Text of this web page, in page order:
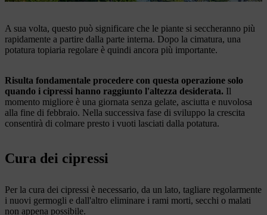
A sua volta, questo può significare che le piante si seccheranno più
rapidamente a partire dalla parte interna. Dopo la cimatura, una
potatura topiaria regolare è quindi ancora più importante.
Risulta fondamentale procedere con questa operazione solo
quando i cipressi hanno raggiunto l'altezza desiderata. Il
momento migliore è una giornata senza gelate, asciutta e nuvolosa
alla fine di febbraio. Nella successiva fase di sviluppo la crescita
consentirà di colmare presto i vuoti lasciati dalla potatura.
Cura dei cipressi
Per la cura dei cipressi è necessario, da un lato, tagliare regolarmente
i nuovi germogli e dall'altro eliminare i rami morti, secchi o malati
non appena possibile.